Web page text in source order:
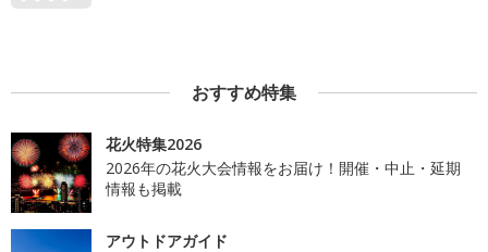
おすすめ特集
花火特集2026
2026年の花火大会情報をお届け！開催・中止・延期
情報も掲載
アウトドアガイド